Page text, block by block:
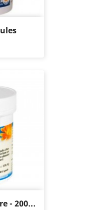
- 200...